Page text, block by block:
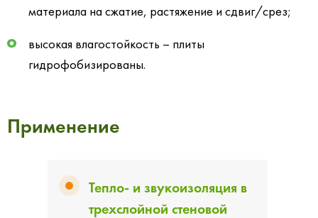
материала на сжатие, растяжение и сдвиг/срез;
высокая влагостойкость – плиты
гидрофобизированы.
Применение
Тепло- и звукоизоляция в
трехслойной стеновой